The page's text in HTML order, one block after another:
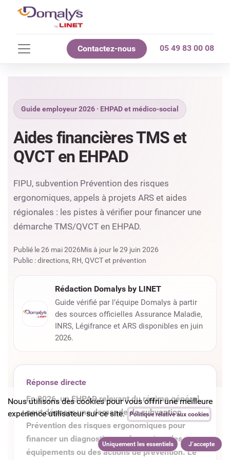
Contactez-nous 05 49 83 00 08
Guide employeur 2026 · EHPAD et médico-social
Aides financières TMS et
QVCT en EHPAD
FIPU, subvention Prévention des risques
ergonomiques, appels à projets ARS et aides
régionales : les pistes à vérifier pour financer une
démarche TMS/QVCT en EHPAD.
Publié le 26 mai 2026Mis à jour le 29 juin 2026
Public : directions, RH, QVCT et prévention
Rédaction Domalys by LINET
Guide vérifié par l’équipe Domalys à partir
des sources officielles Assurance Maladie,
INRS, Légifrance et ARS disponibles en juin
2026.
Réponse directe
En 2026, un EHPAD relevant du régime général
peut déposer une demande de subvention
Prévention des risques ergonomiques pour
financer un diagnostic, une formation, des
équipements ou des actions de prévention. Le
Nous utilisons des cookies pour vous offrir une meilleure
expérience utilisateur sur ce site.
Politique relative aux cookies
Uniquement les essentiels J’accepte